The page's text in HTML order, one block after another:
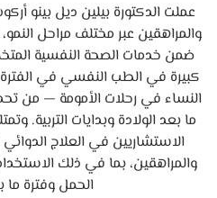
عملت الدكتورة بيلين ديل بينو
والمراهقين عبر مختلف مراحل
ضمن خدمات الصحة النفسية
كبيرة في الطب النفسي في
النساء في رحلات الأمومة — من
ما بعد الولادة وبدايات التربية.
الاستشاريين في العلاج
والمراهقين، بما في ذلك
الحمل وفترة ما